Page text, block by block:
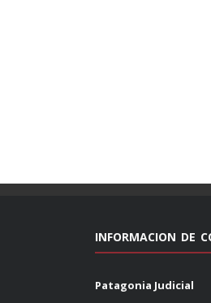
INFORMACION DE
Patagonia Judicial